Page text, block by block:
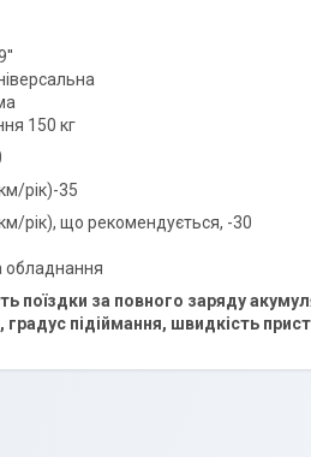
150 кг
рік)-35
рік), що рекомендується, -30
обладнання
поїздки за повного заряду
градус підіймання, швидкість